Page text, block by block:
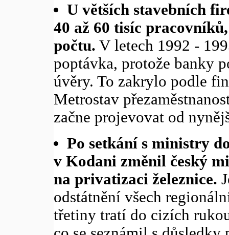
U větších stavebních
40 až 60 tisíc
počtu. V letech 1992 -
poptávka, protože banky
úvěry. To zakrylo podle
Metrostav
začne projevovat od
Po setkání s ministry
v Kodani změnil český
na privatizaci železnice.
odstátnění všech
třetiny tratí do cizích